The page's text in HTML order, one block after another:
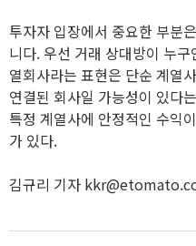
투자자 입장에서 중요한 부분
니다. 우선 거래 상대방이 누
열회사라는 표현은 단순 계열
연결된 회사일 가능성이 있다
특정 계열사에 안정적인 수익
가 있다.
김규리 기자